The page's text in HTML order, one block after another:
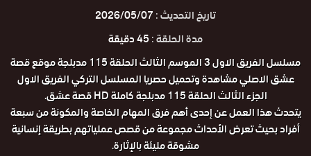
تاريخ التحديث :2026/05/07
مدة الحلقة :45 دقيقة
مسلسل الفريق الاول 3 الموسم الثالث الحلقة 115 مدبلجة موقع قصة
عشق الاصلي مشاهدة وتحميل حصريا المسلسل التركي الفريق الاول
الجزء الثالث الحلقة 115 مدبلجة كاملة HD قصة عشق.
يتحدث هذا العمل عن إحدى أهم فرق المهام الخاصة والمكونة من سبعة
أفراد بحيث تعرض الأحداث مجموعة من قصص عملياتهم بطريقة إنسانية
مشوقة مليئة بالإثارة.